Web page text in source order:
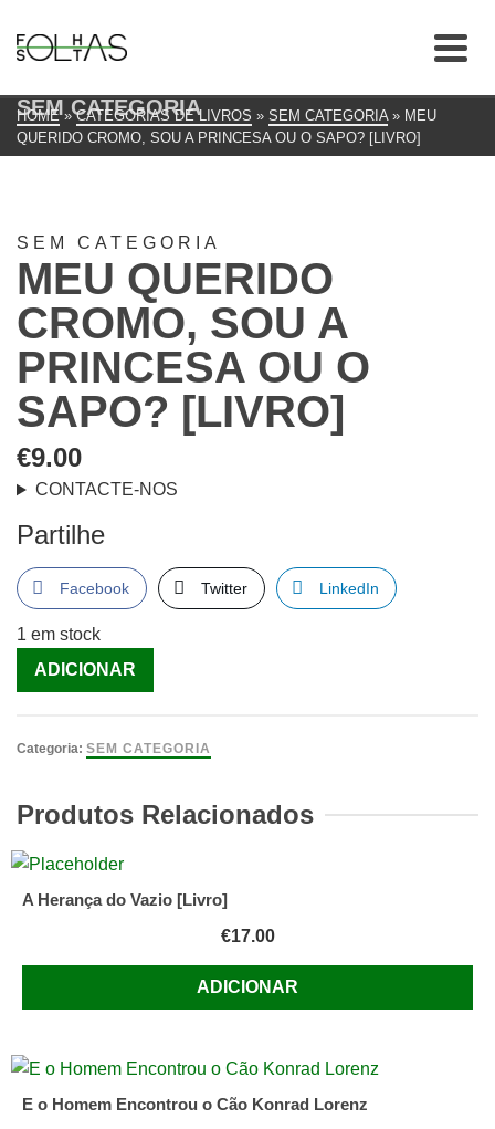
SEM CATEGORIA
HOME » CATEGORIAS DE LIVROS » SEM CATEGORIA » MEU
QUERIDO CROMO, SOU A PRINCESA OU O SAPO? [LIVRO]
SEM CATEGORIA
MEU QUERIDO
CROMO, SOU A
PRINCESA OU O
SAPO? [LIVRO]
€9.00
CONTACTE-NOS
Partilhe
Facebook Twitter LinkedIn
1 em stock
Quantidade
de
Querido
a
Princesa
o
[Livro]
ADICIONAR
Categoria: SEM CATEGORIA
Produtos Relacionados
A Herança do Vazio [Livro]
€17.00
ADICIONAR
E o Homem Encontrou o Cão Konrad Lorenz